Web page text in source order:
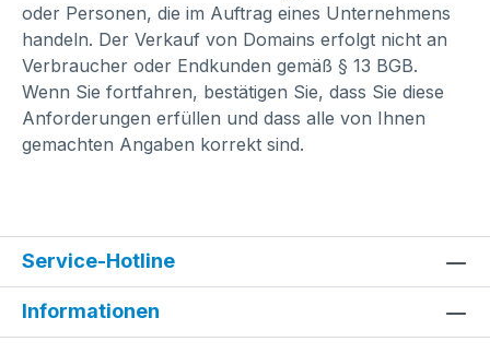
oder Personen, die im Auftrag eines Unternehmens
handeln. Der Verkauf von Domains erfolgt nicht an
Verbraucher oder Endkunden gemäß § 13 BGB.
Wenn Sie fortfahren, bestätigen Sie, dass Sie diese
Anforderungen erfüllen und dass alle von Ihnen
gemachten Angaben korrekt sind.
Service-Hotline
Informationen